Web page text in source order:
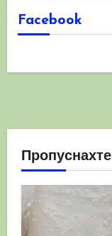
Facebook
Пропуснахте